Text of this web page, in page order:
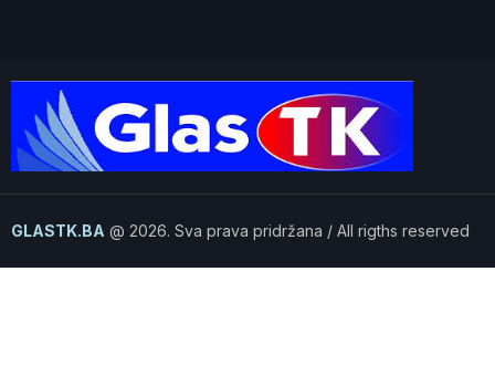
GLASTK.BA @ 2026. Sva prava pridržana / All rigths reserved